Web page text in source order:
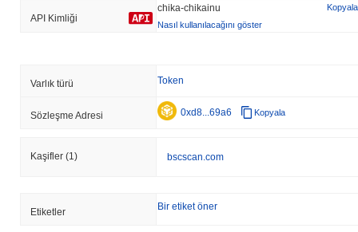
API Kimliği
chika-chikainu
Kopyala
Nasıl kullanılacağını göster
Varlık türü Token
Sözleşme Adresi 0xd8...69a6 Kopyala
Kaşifler (1) bscscan.com
Etiketler Bir etiket öner